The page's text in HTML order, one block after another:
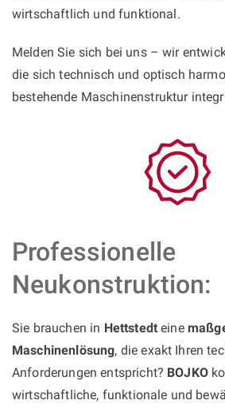
wirtschaftlich und funktional.
Melden Sie sich bei uns – wir
die sich technisch und optisch
bestehende Maschinenstruktur
Professionelle
Neukonstruktion:
Sie brauchen in Hettstedt eine
Maschinenlösung, die exakt Ihren
Anforderungen entspricht? BOJKO
wirtschaftliche, funktionale und